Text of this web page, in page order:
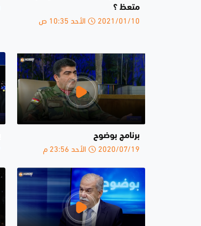
متعظ ؟
2021/01/10 الأحد 10:35 ص
برنامج بوضوح
2020/07/19 الأحد 23:56 م